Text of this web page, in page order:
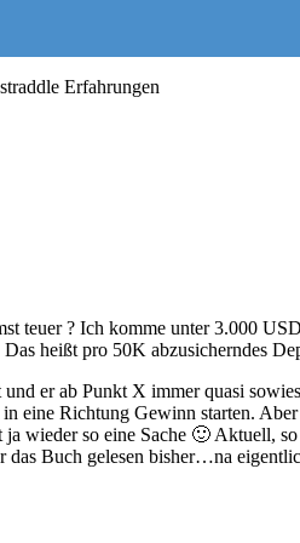
Erfahrungen
teuer ? Ich komme unter 3.000
heißt pro 50K abzusicherndes
er ab Punkt X immer quasi
Richtung Gewinn starten.
wieder so eine Sache 🙂 Aktuell,
Buch gelesen bisher…na